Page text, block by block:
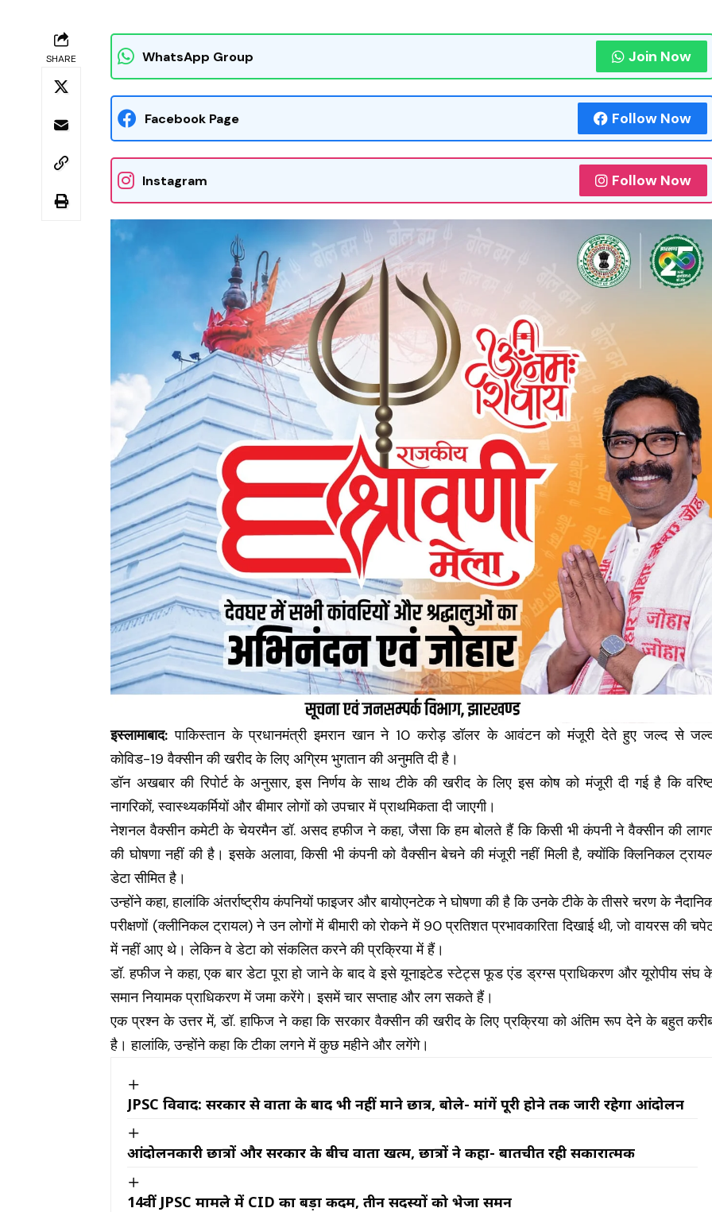
SHARE WhatsApp Group Join Now
Facebook Page Follow Now
Instagram Follow Now
इस्लामाबाद: पाकिस्तान के प्रधानमंत्री इमरान खान ने 10 करोड़ डॉलर के आवंटन को मंजूरी देते हुए जल्द से
कोविड-19 वैक्सीन की खरीद के लिए अग्रिम भुगतान की अनुमति दी है।
डॉन अखबार की रिपोर्ट के अनुसार, इस निर्णय के साथ टीके की खरीद के लिए इस कोष को मंजूरी दी गई है कि
नागरिकों, स्वास्थ्यकर्मियों और बीमार लोगों को उपचार में प्राथमिकता दी जाएगी।
नेशनल वैक्सीन कमेटी के चेयरमैन डॉ. असद हफीज ने कहा, जैसा कि हम बोलते हैं कि किसी भी कंपनी ने वैक्सीन की
की घोषणा नहीं की है। इसके अलावा, किसी भी कंपनी को वैक्सीन बेचने की मंजूरी नहीं मिली है, क्योंकि क्लिनिकल
डेटा सीमित है।
उन्होंने कहा, हालांकि अंतर्राष्ट्रीय कंपनियों फाइजर और बायोएनटेक ने घोषणा की है कि उनके टीके के तीसरे चरण के
परीक्षणों (क्लीनिकल ट्रायल) ने उन लोगों में बीमारी को रोकने में 90 प्रतिशत प्रभावकारिता दिखाई थी, जो वायरस की
में नहीं आए थे। लेकिन वे डेटा को संकलित करने की प्रक्रिया में हैं।
डॉ. हफीज ने कहा, एक बार डेटा पूरा हो जाने के बाद वे इसे यूनाइटेड स्टेट्स फूड एंड ड्रग्स प्राधिकरण और यूरोपीय संघ
समान नियामक प्राधिकरण में जमा करेंगे। इसमें चार सप्ताह और लग सकते हैं।
एक प्रश्न के उत्तर में, डॉ. हाफिज ने कहा कि सरकार वैक्सीन की खरीद के लिए प्रक्रिया को अंतिम रूप देने के बहुत
है। हालांकि, उन्होंने कहा कि टीका लगने में कुछ महीने और लगेंगे।
JPSC विवाद: सरकार से वार्ता के बाद भी नहीं माने छात्र, बोले- मांगें पूरी होने तक जारी रहेगा आंदोलन
आंदोलनकारी छात्रों और सरकार के बीच वार्ता खत्म, छात्रों ने कहा- बातचीत रही सकारात्मक
14वीं JPSC मामले में CID का बड़ा कदम, तीन सदस्यों को भेजा समन